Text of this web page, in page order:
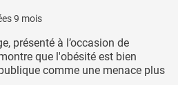
9 mois
présenté à l’occasion de
que l'obésité est bien
comme une menace plus